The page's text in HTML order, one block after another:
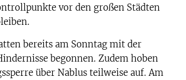
vor den großen Städten
bereits am Sonntag mit der
begonnen. Zudem hoben
über Nablus teilweise auf. Am